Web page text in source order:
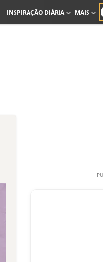
INSPIRAÇÃO DIÁRIA MAIS